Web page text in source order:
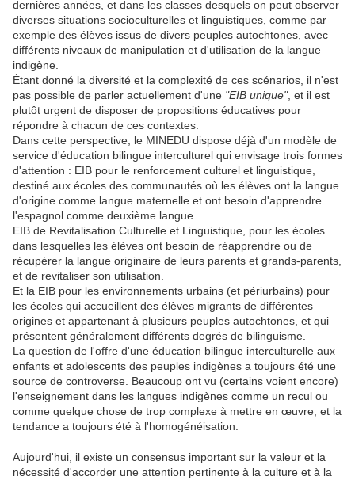
dernières années, et dans les classes desquels on peut observer
diverses situations socioculturelles et linguistiques, comme par
exemple des élèves issus de divers peuples autochtones, avec
différents niveaux de manipulation et d'utilisation de la langue
indigène.
Étant donné la diversité et la complexité de ces scénarios, il n'est
pas possible de parler actuellement d'une "EIB unique", et il est
plutôt urgent de disposer de propositions éducatives pour
répondre à chacun de ces contextes.
Dans cette perspective, le MINEDU dispose déjà d'un modèle de
service d'éducation bilingue interculturel qui envisage trois formes
d'attention : EIB pour le renforcement culturel et linguistique,
destiné aux écoles des communautés où les élèves ont la langue
d'origine comme langue maternelle et ont besoin d'apprendre
l'espagnol comme deuxième langue.
EIB de Revitalisation Culturelle et Linguistique, pour les écoles
dans lesquelles les élèves ont besoin de réapprendre ou de
récupérer la langue originaire de leurs parents et grands-parents,
et de revitaliser son utilisation.
Et la EIB pour les environnements urbains (et périurbains) pour
les écoles qui accueillent des élèves migrants de différentes
origines et appartenant à plusieurs peuples autochtones, et qui
présentent généralement différents degrés de bilinguisme.
La question de l'offre d'une éducation bilingue interculturelle aux
enfants et adolescents des peuples indigènes a toujours été une
source de controverse. Beaucoup ont vu (certains voient encore)
l'enseignement dans les langues indigènes comme un recul ou
comme quelque chose de trop complexe à mettre en œuvre, et la
tendance a toujours été à l'homogénéisation.
Aujourd'hui, il existe un consensus important sur la valeur et la
nécessité d'accorder une attention pertinente à la culture et à la